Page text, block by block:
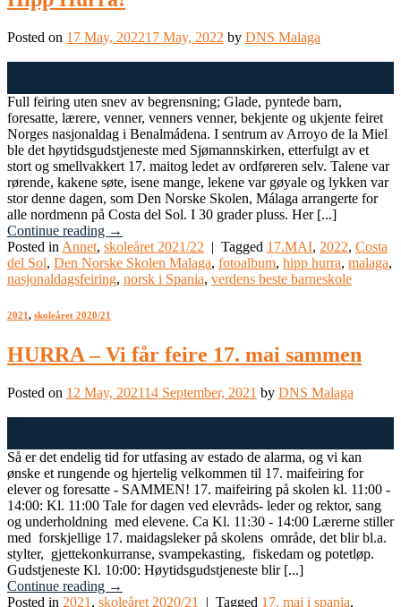
Posted on 17 May, 202217 May, 2022 by DNS Malaga
Full feiring uten snev av begrensning; Glade, pyntede barn,
foresatte, lærere, venner, venners venner, bekjente og ukjente feiret
Norges nasjonaldag i Benalmádena. I sentrum av Arroyo de la Miel
ble det høytidsgudstjeneste med Sjømannskirken, etterfulgt av et
stort og smellvakkert 17. maitog ledet av ordføreren selv. Talene var
rørende, kakene søte, isene mange, lekene var gøyale og lykken var
stor denne dagen, som Den Norske Skolen, Málaga arrangerte for
alle nordmenn på Costa del Sol. I 30 grader pluss. Her [...]
Continue reading →
Posted in Annet, skoleåret 2021/22 | Tagged 17.MAI, 2022, Costa
del Sol, Den Norske Skolen Malaga, fotoalbum, hipp hurra, malaga,
nasjonaldagsfeiring, norsk i Spania, verdens beste barneskole
2021, skoleåret 2020/21
HURRA – Vi får feire 17. mai sammen
Posted on 12 May, 202114 September, 2021 by DNS Malaga
Så er det endelig tid for utfasing av estado de alarma, og vi kan
ønske et rungende og hjertelig velkommen til 17. maifeiring for
elever og foresatte - SAMMEN! 17. maifeiring på skolen kl. 11:00 -
14:00: Kl. 11:00 Tale for dagen ved elevråds- leder og rektor, sang
og underholdning med elevene. Ca Kl. 11:30 - 14:00 Lærerne stiller
med forskjellige 17. maidagsleker på skolens område, det blir bl.a.
stylter, gjettekonkurranse, svampekasting, fiskedam og potetløp.
Gudstjeneste Kl. 10:00: Høytidsgudstjeneste blir [...]
Continue reading →
Posted in 2021 , skoleåret 2020/21 | Tagged 17. mai i spania,